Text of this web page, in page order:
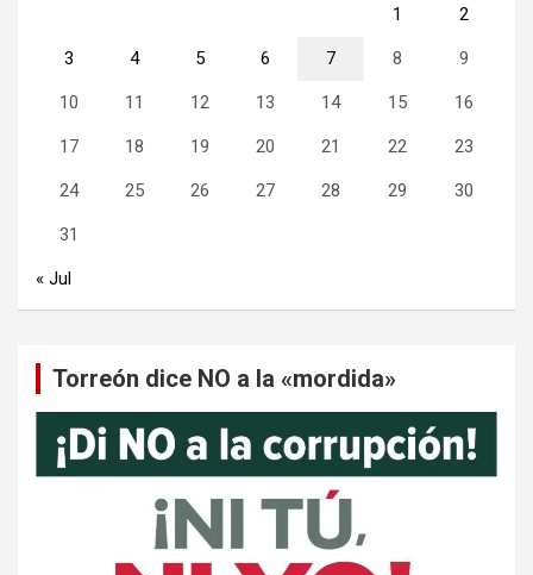
1 2
3 4 5 6 7 8 9
10 11 12 13 14 15 16
17 18 19 20 21 22 23
24 25 26 27 28 29 30
31
« Jul
Torreón dice NO a la «mordida»